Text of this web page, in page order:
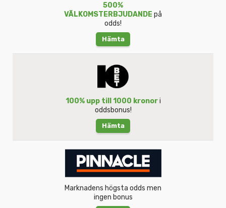
500%
VÄLKOMSTERBJUDANDE på
odds!
Hämta
100% upp till 1000 kronori
oddsbonus!
Hämta
Marknadens högsta odds men
ingen bonus